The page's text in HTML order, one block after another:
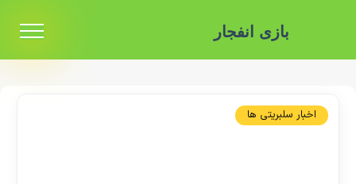
بازی انفجار
اخبار سلبریتی ها